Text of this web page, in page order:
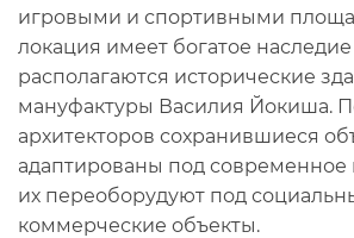
игровыми и спортивными
локация имеет богатое наследие
располагаются исторические
мануфактуры Василия Йокиша.
архитекторов сохранившиеся
адаптированы под современное
их переоборудуют под
коммерческие объекты.